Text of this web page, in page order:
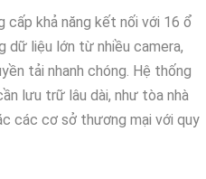
ảnh sắc nét và giá cả phải
chọn lý tưởng cho việc bảo vệ
mang đến hình ảnh chất
sẽ không bỏ lỡ bất kỳ chi tiết
cấp khả năng kết nối với 16 ổ
dữ liệu lớn từ nhiều camera,
tải nhanh chóng. Hệ thống
lưu trữ lâu dài, như tòa nhà
các cơ sở thương mại với quy